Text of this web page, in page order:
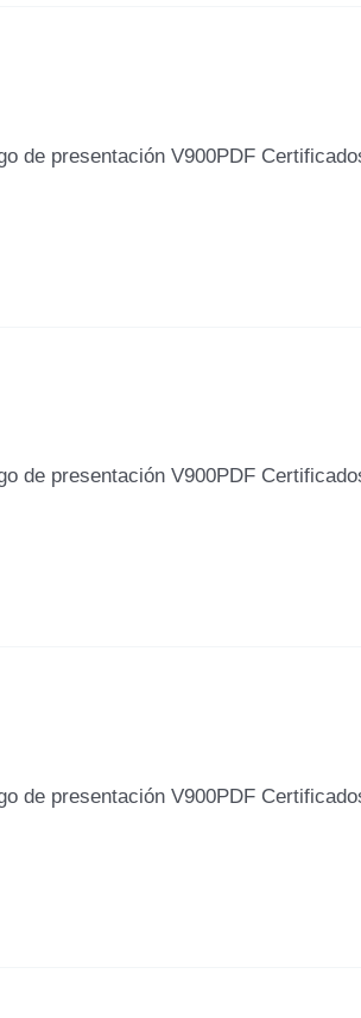
de presentación V900PDF
de presentación V900PDF
de presentación V900PDF